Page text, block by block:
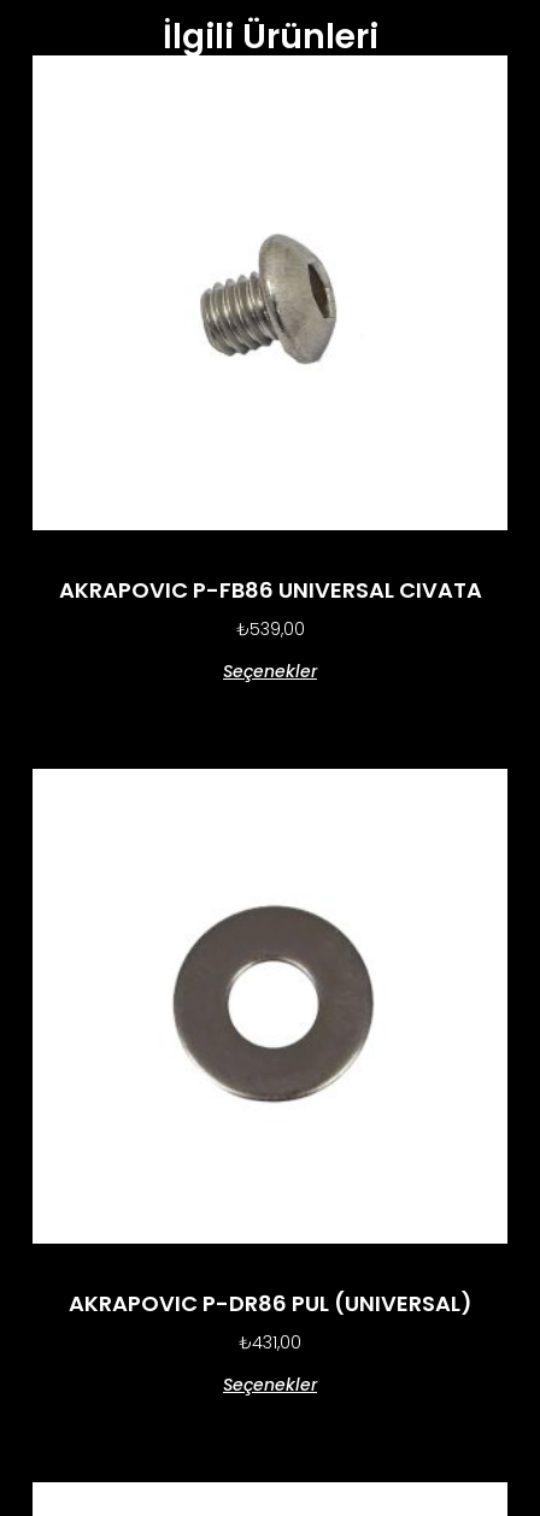
İlgili Ürünleri
AKRAPOVIC P-FB86 UNIVERSAL CIVATA
₺539,00
Seçenekler
AKRAPOVIC P-DR86 PUL (UNIVERSAL)
₺431,00
Seçenekler